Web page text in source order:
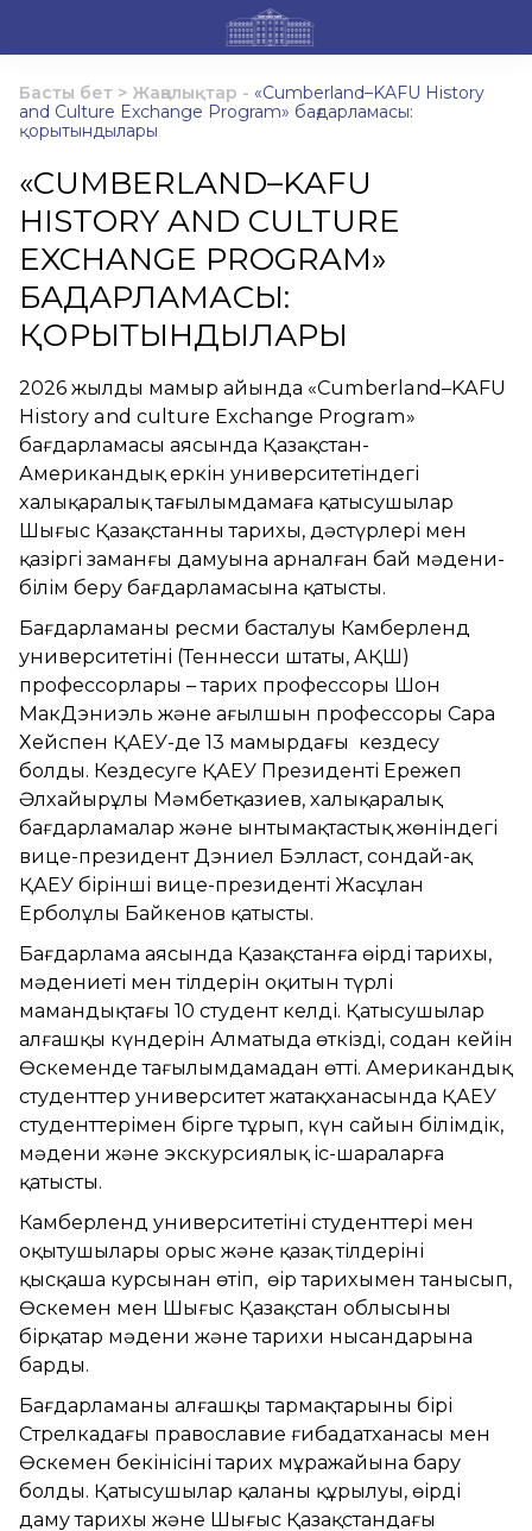
Басты бет > Жаңалықтар - «Cumberland–KAFU History
and Culture Exchange Program» бағдарламасы:
қорытындылары
«CUMBERLAND–KAFU
HISTORY AND CULTURE
EXCHANGE PROGRAM»
БАҒДАРЛАМАСЫ:
ҚОРЫТЫНДЫЛАРЫ
2026 жылдың мамыр айында «Cumberland–KAFU
History and culture Exchange Program»
бағдарламасы аясында Қазақстан-
Американдық еркін университетіндегі
халықаралық тағылымдамаға қатысушылар
Шығыс Қазақстанның тарихы, дәстүрлері мен
қазіргі заманғы дамуына арналған бай мәдени-
білім беру бағдарламасына қатысты.
Бағдарламаның ресми басталуы Камберленд
университетінің (Теннесси штаты, АҚШ)
профессорлары – тарих профессоры Шон
МакДэниэль және ағылшын профессоры Сара
Хейспен ҚАЕУ-де 13 мамырдағы кездесу
болды. Кездесуге ҚАЕУ Президенті Ережеп
Әлхайырұлы Мәмбетқазиев, халықаралық
бағдарламалар және ынтымақтастық жөніндегі
вице-президент Дэниел Бэлласт, сондай-ақ
ҚАЕУ бірінші вице-президенті Жасұлан
Ерболұлы Байкенов қатысты.
Бағдарлама аясында Қазақстанға өңірдің тарихы,
мәдениеті мен тілдерін оқитын түрлі
мамандықтағы 10 студент келді. Қатысушылар
алғашқы күндерін Алматыда өткізді, содан кейін
Өскеменде тағылымдамадан өтті. Американдық
студенттер университет жатақханасында ҚАЕУ
студенттерімен бірге тұрып, күн сайын білімдік,
мәдени және экскурсиялық іс-шараларға
қатысты.
Камберленд университетінің студенттері мен
оқытушылары орыс және қазақ тілдерінің
қысқаша курсынан өтіп, өңір тарихымен танысып,
Өскемен мен Шығыс Қазақстан облысының
бірқатар мәдени және тарихи нысандарына
барды.
Бағдарламаның алғашқы тармақтарының бірі
Стрелкадағы православие ғибадатханасы мен
Өскемен бекінісінің тарих мұражайына бару
болды. Қатысушылар қаланың құрылуы, өңірдің
даму тарихы және Шығыс Қазақстандағы